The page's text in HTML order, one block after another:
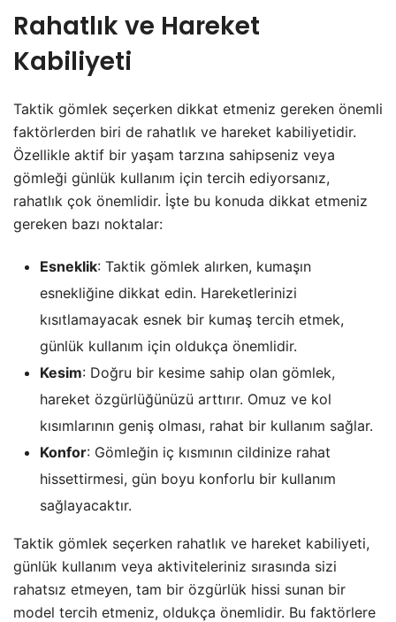
Rahatlık ve Hareket
Kabiliyeti
Taktik gömlek seçerken dikkat etmeniz gereken önemli
faktörlerden biri de rahatlık ve hareket kabiliyetidir.
Özellikle aktif bir yaşam tarzına sahipseniz veya
gömleği günlük kullanım için tercih ediyorsanız,
rahatlık çok önemlidir. İşte bu konuda dikkat etmeniz
gereken bazı noktalar:
Esneklik: Taktik gömlek alırken, kumaşın
esnekliğine dikkat edin. Hareketlerinizi
kısıtlamayacak esnek bir kumaş tercih etmek,
günlük kullanım için oldukça önemlidir.
Kesim: Doğru bir kesime sahip olan gömlek,
hareket özgürlüğünüzü arttırır. Omuz ve kol
kısımlarının geniş olması, rahat bir kullanım sağlar.
Konfor: Gömleğin iç kısmının cildinize rahat
hissettirmesi, gün boyu konforlu bir kullanım
sağlayacaktır.
Taktik gömlek seçerken rahatlık ve hareket kabiliyeti,
günlük kullanım veya aktiviteleriniz sırasında sizi
rahatsız etmeyen, tam bir özgürlük hissi sunan bir
model tercih etmeniz, oldukça önemlidir. Bu faktörlere